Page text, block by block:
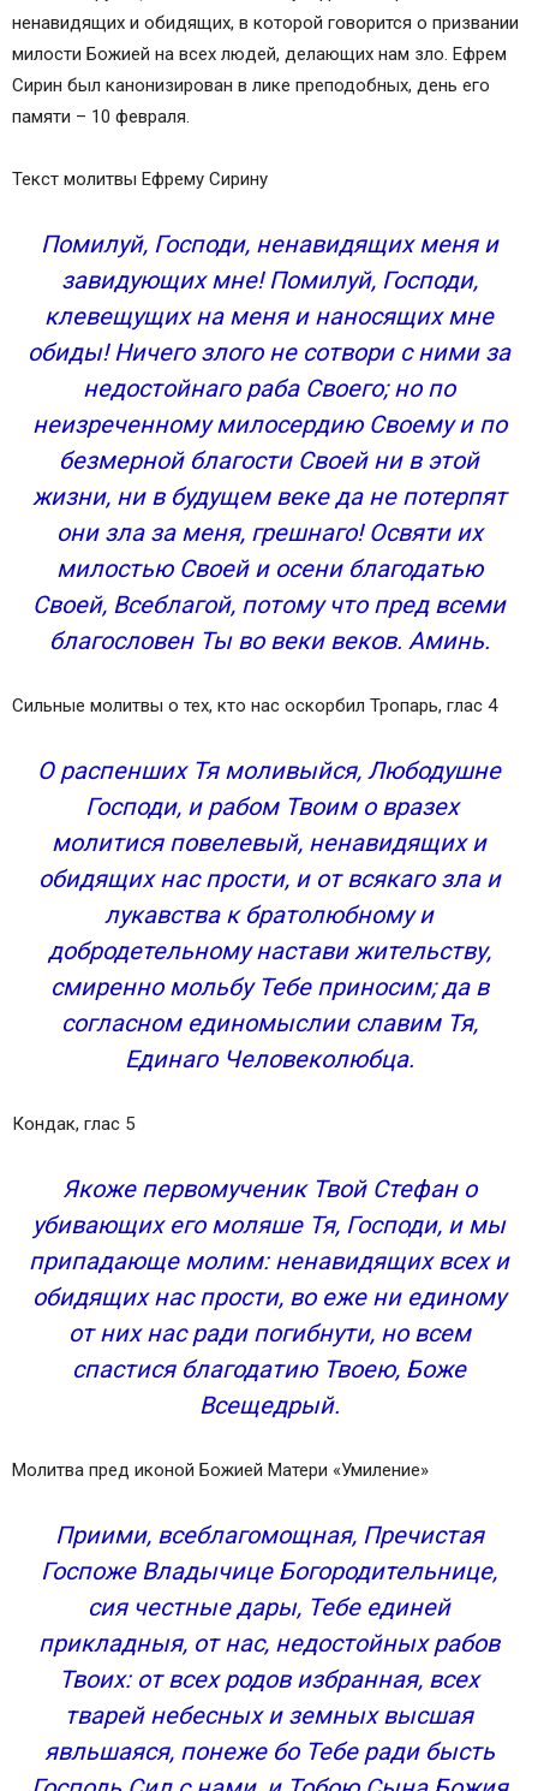
ненавидящих и обидящих, в которой говорится о призвании
милости Божией на всех людей, делающих нам зло. Ефрем
Сирин был канонизирован в лике преподобных, день его
памяти – 10 февраля.
Текст молитвы Ефрему Сирину
Помилуй, Господи, ненавидящих меня и
завидующих мне! Помилуй, Господи,
клевещущих на меня и наносящих мне
обиды! Ничего злого не сотвори с ними за
недостойнаго раба Своего; но по
неизреченному милосердию Своему и по
безмерной благости Своей ни в этой
жизни, ни в будущем веке да не потерпят
они зла за меня, грешнаго! Освяти их
милостью Своей и осени благодатью
Своей, Всеблагой, потому что пред всеми
благословен Ты во веки веков. Аминь.
Сильные молитвы о тех, кто нас оскорбил Тропарь, глас 4
О распенших Тя моливыйся, Любодушне
Господи, и рабом Твоим о вразех
молитися повелевый, ненавидящих и
обидящих нас прости, и от всякаго зла и
лукавства к братолюбному и
добродетельному настави жительству,
смиренно мольбу Тебе приносим; да в
согласном единомыслии славим Тя,
Единаго Человеколюбца.
Кондак, глас 5
Якоже первомученик Твой Стефан о
убивающих его моляше Тя, Господи, и мы
припадающе молим: ненавидящих всех и
обидящих нас прости, во еже ни единому
от них нас ради погибнути, но всем
спастися благодатию Твоею, Боже
Всещедрый.
Молитва пред иконой Божией Матери «Умиление»
Приими, всеблагомощная, Пречистая
Госпоже Владычице Богородительнице,
сия честные дары, Тебе единей
прикладныя, от нас, недостойных рабов
Твоих: от всех родов избранная, всех
тварей небесных и земных высшая
явльшаяся, понеже бо Тебе ради бысть